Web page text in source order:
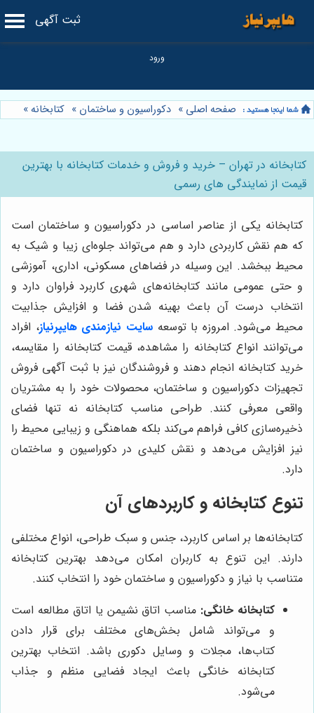
ثبت آگهی
صفحه اصلی » دکوراسیون و ساختمان » کتابخانه»
کتابخانه در تهران – خرید و فروش و خدمات کتابخانه با بهترین
قیمت از نمایندگی های رسمی
کتابخانه یکی از عناصر اساسی در دکوراسیون و ساختمان است
که هم نقش کاربردی دارد و هم می‌تواند جلوه‌ای زیبا و شیک به
محیط ببخشد. این وسیله در فضاهای مسکونی، اداری، آموزشی
و حتی عمومی مانند کتابخانه‌های شهری کاربرد فراوان دارد و
انتخاب درست آن باعث بهینه شدن فضا و افزایش جذابیت
محیط می‌شود. امروزه با توسعهسایت نیازمندی هایپرنیاز، افراد
می‌توانند انواع کتابخانه را مشاهده، قیمت کتابخانه را مقایسه،
خرید کتابخانه انجام دهند و فروشندگان نیز با ثبت آگهی فروش
تجهیزات دکوراسیون و ساختمان، محصولات خود را به مشتریان
واقعی معرفی کنند. طراحی مناسب کتابخانه نه تنها فضای
ذخیره‌سازی کافی فراهم می‌کند بلکه هماهنگی و زیبایی محیط را
نیز افزایش می‌دهد و نقش کلیدی در دکوراسیون و ساختمان
دارد.
تنوع کتابخانه و کاربردهای آن
کتابخانه‌ها بر اساس کاربرد، جنس و سبک طراحی، انواع مختلفی
دارند. این تنوع به کاربران امکان می‌دهد بهترین کتابخانه
متناسب با نیاز و دکوراسیون و ساختمان خود را انتخاب کنند.
کتابخانه خانگی: مناسب اتاق نشیمن یا اتاق مطالعه است
و می‌تواند شامل بخش‌های مختلف برای قرار دادن
کتاب‌ها، مجلات و وسایل دکوری باشد. انتخاب بهترین
کتابخانه خانگی باعث ایجاد فضایی منظم و جذاب
می‌شود.